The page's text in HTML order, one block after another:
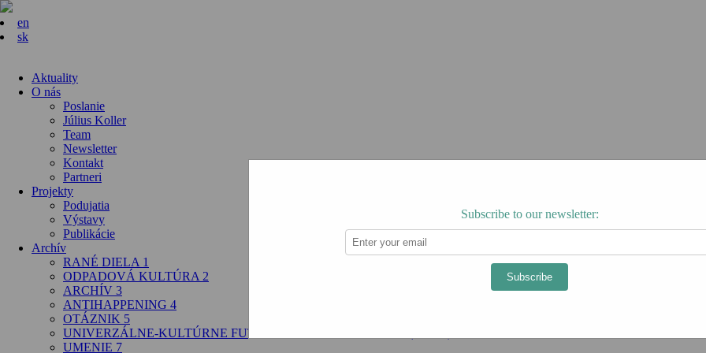
en
sk
Aktuality
O nás
Poslanie
Július Koller
Team
Newsletter
Kontakt
Partneri
Projekty
Podujatia
Výstavy
Publikácie
Archív
RANÉ DIELA 1
ODPADOVÁ KULTÚRA 2
ARCHÍV 3
ANTIHAPPENING 4
OTÁZNIK 5
UNIVERZÁLNE-KULTÚRNE FUTUROLOGICKÉ OPERÁCIE (U.F.O.) 6
UMENIE 7
Subscribe to our newsletter:
Subscribe